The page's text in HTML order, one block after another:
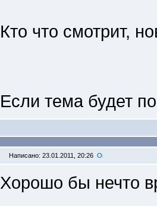
Кто что смотрит,
Если тема будет
Написано: 23.01.2011, 20:26
Хорошо бы нечто